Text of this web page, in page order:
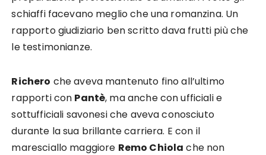
schiaffi facevano meglio che una romanzina. Un
rapporto giudiziario ben scritto dava frutti più che
le testimonianze.
Richero che aveva mantenuto fino all’ultimo
rapporti con Pantè, ma anche con ufficiali e
sottufficiali savonesi che aveva conosciuto
durante la sua brillante carriera. E con il
maresciallo maggiore Remo Chiola che non